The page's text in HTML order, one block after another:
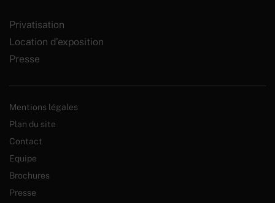
Privatisation
Location d’exposition
Presse
Mentions légales
Plan du site
Contact
Equipe
Brochures
Presse